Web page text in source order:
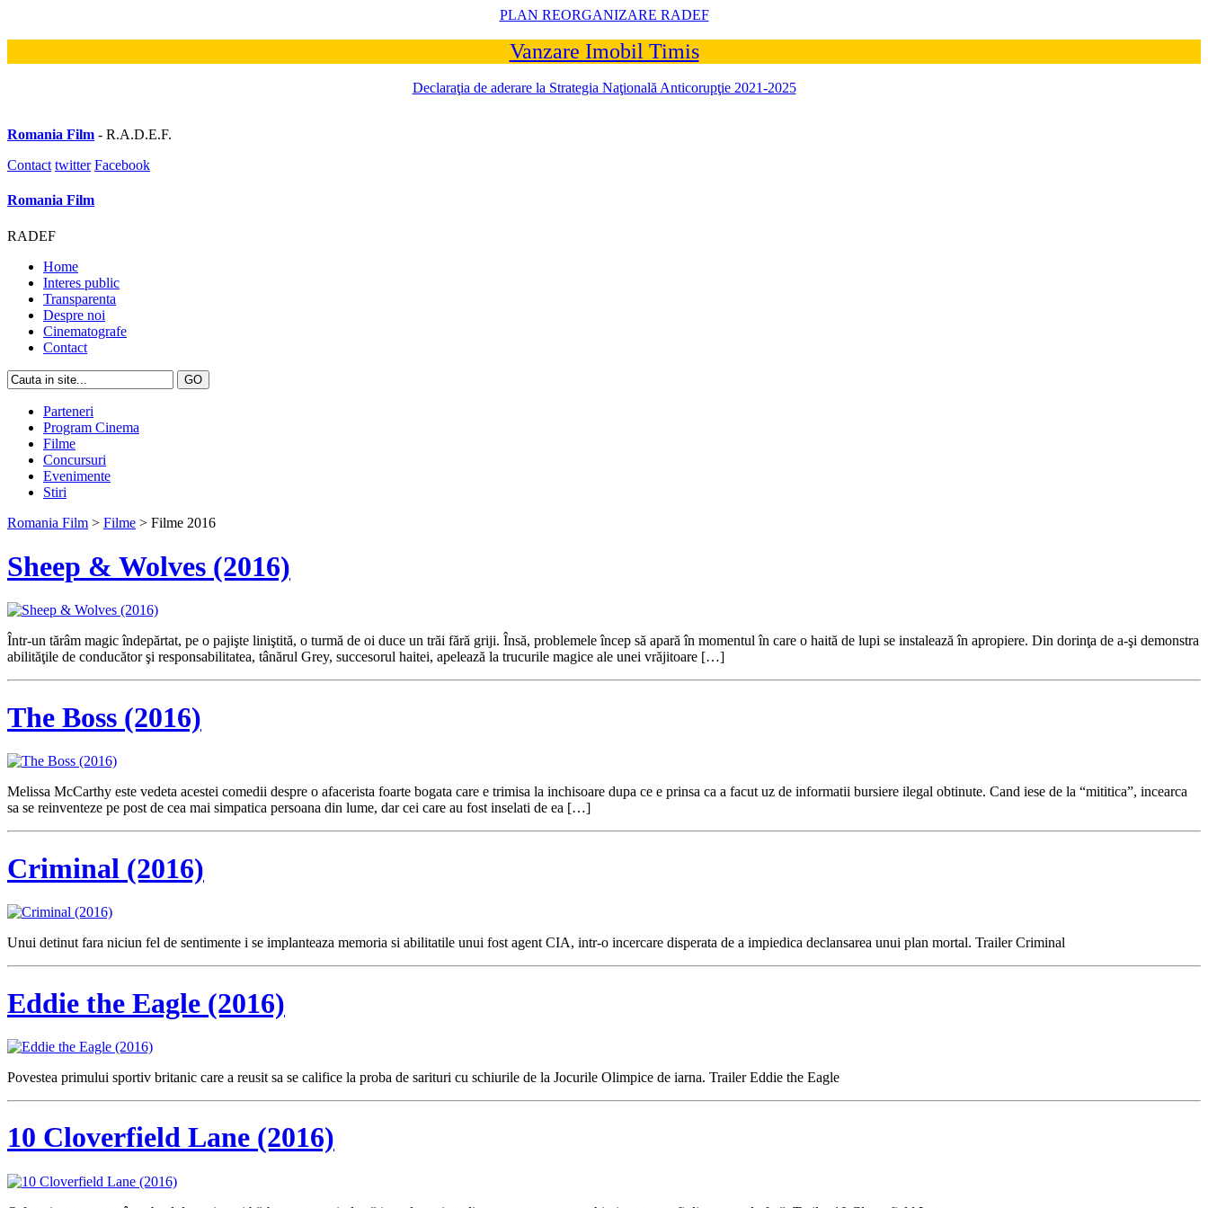
PLAN REORGANIZARE RADEF
Vanzare Imobil Timis
Declaraţia de aderare la Strategia Naţională Anticorupţie 2021-2025
Romania Film - R.A.D.E.F.
Contact twitter Facebook
Romania Film
RADEF
Home
Interes public
Transparenta
Despre noi
Cinematografe
Contact
Parteneri
Program Cinema
Filme
Concursuri
Evenimente
Stiri
Romania Film > Filme > Filme 2016
Sheep & Wolves (2016)
Într-un tărâm magic îndepărtat, pe o pajişte liniştită, o turmă de oi duce un trăi fără griji. Însă, problemele încep să apară în momentul în care o haită de lupi se instalează în apropiere. Din dorinţa de a-şi demonstra
abilităţile de conducător şi responsabilitatea, tânărul Grey, succesorul haitei, apelează la trucurile magice ale unei vrăjitoare […]
The Boss (2016)
Melissa McCarthy este vedeta acestei comedii despre o afacerista foarte bogata care e trimisa la inchisoare dupa ce e prinsa ca a facut uz de informatii bursiere ilegal obtinute. Cand iese de la “mititica”, incearca
sa se reinventeze pe post de cea mai simpatica persoana din lume, dar cei care au fost inselati de ea […]
Criminal (2016)
Unui detinut fara niciun fel de sentimente i se implanteaza memoria si abilitatile unui fost agent CIA, intr-o incercare disperata de a impiedica declansarea unui plan mortal. Trailer Criminal
Eddie the Eagle (2016)
Povestea primului sportiv britanic care a reusit sa se califice la proba de sarituri cu schiurile de la Jocurile Olimpice de iarna. Trailer Eddie the Eagle
10 Cloverfield Lane (2016)